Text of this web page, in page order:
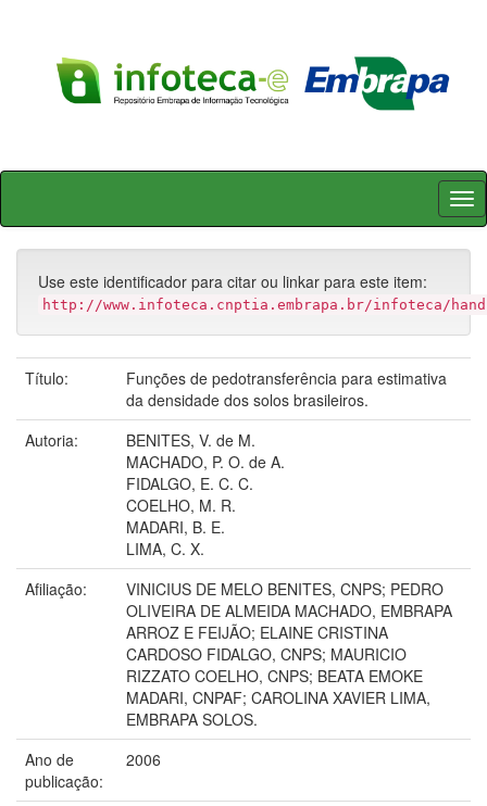
Skip
Use este identificador para citar ou linkar para este item:
http://www.infoteca.cnptia.embrapa.br/infoteca/
Título:
Funções de pedotransferência para estimativa
da densidade dos solos brasileiros.
Autoria:
BENITES, V. de M.
MACHADO, P. O. de A.
FIDALGO, E. C. C.
COELHO, M. R.
MADARI, B. E.
LIMA, C. X.
Afiliação:
VINICIUS DE MELO BENITES, CNPS; PEDRO
OLIVEIRA DE ALMEIDA MACHADO, EMBRAPA
ARROZ E FEIJÃO; ELAINE CRISTINA
CARDOSO FIDALGO, CNPS; MAURICIO
RIZZATO COELHO, CNPS; BEATA EMOKE
MADARI, CNPAF; CAROLINA XAVIER LIMA,
EMBRAPA SOLOS.
Ano de
publicação:
2006